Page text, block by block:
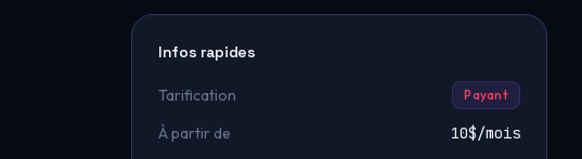
Infos rapides
Tarification Payant
À partir de
10$/mois